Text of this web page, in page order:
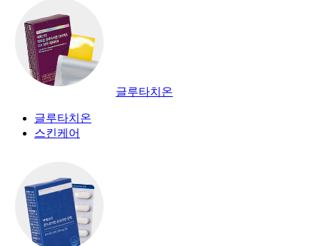
글루타치온
글루타치온
스킨케어